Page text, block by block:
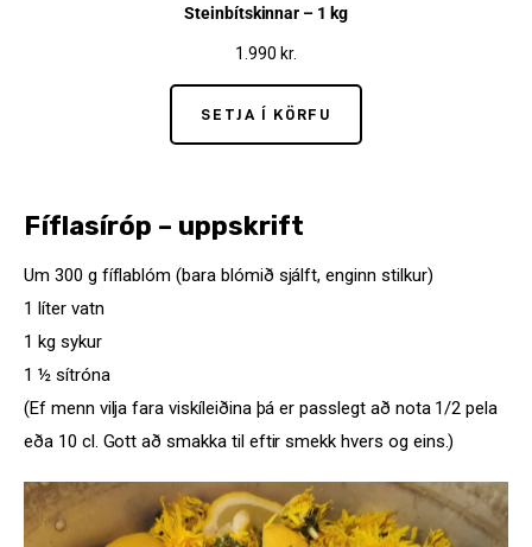
Steinbítskinnar – 1 kg
1.990 kr.
SETJA Í KÖRFU
Fíflasíróp – uppskrift
Um 300 g fíflablóm (bara blómið sjálft, enginn stilkur)
1 líter vatn
1 kg sykur
1 ½ sítróna
(Ef menn vilja fara viskíleiðina þá er passlegt að nota 1/2 pela
eða 10 cl. Gott að smakka til eftir smekk hvers og eins.)